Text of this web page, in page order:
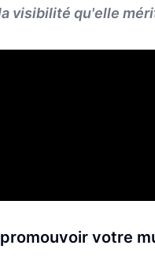
visibilité qu'elle
votre